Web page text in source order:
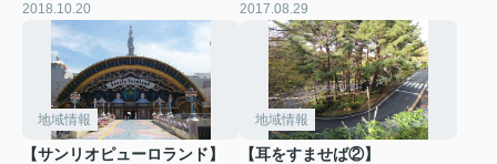
2018.10.20 2017.08.29
地域情報
【サンリオピューロランド】
地域情報
【耳をすませば②】